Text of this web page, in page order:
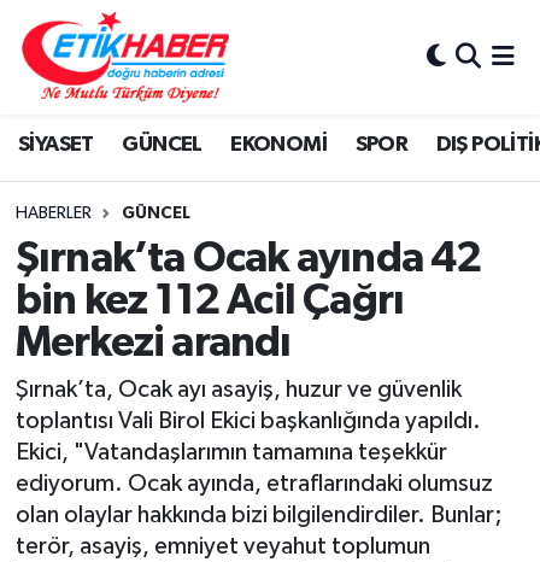
SİYASET GÜNCEL EKONOMİ SPOR DIŞ
HABERLER GÜNCEL
Şırnak’ta Ocak ayında 42
bin kez 112 Acil Çağrı
Merkezi arandı
Şırnak’ta, Ocak ayı asayiş, huzur ve güvenlik
toplantısı Vali Birol Ekici başkanlığında yapıldı.
Ekici, "Vatandaşlarımın tamamına teşekkür
ediyorum. Ocak ayında, etraflarındaki olumsuz
olan olaylar hakkında bizi bilgilendirdiler. Bunlar;
terör, asayiş, emniyet veyahut toplumun
BİLİM-TEKNOLOJİ
DIŞ POLİTİKA
DÜNYA
EĞİTİM GENÇLİK
EKONOMİ
KÖŞE YAZILARI
KÜLTÜR-SANAT-MAGAZİN
MEDYA
Nöbetçi Eczaneler
Hava Durumu
İstanbul Namaz Vakitleri
Trafik Durumu
Süper Lig Puan Durumu ve Fikstür
Tüm Manşetler
Son Dakika Haberleri
Haber Arşivi